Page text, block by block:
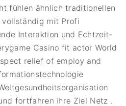
fühlen ähnlich traditionellen
mit Profi
Interaktion und Echtzeit-
Casino fit actor World
relief of employ and
fortfahren ihre Ziel Netz .